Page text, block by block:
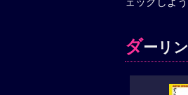
ダーリ